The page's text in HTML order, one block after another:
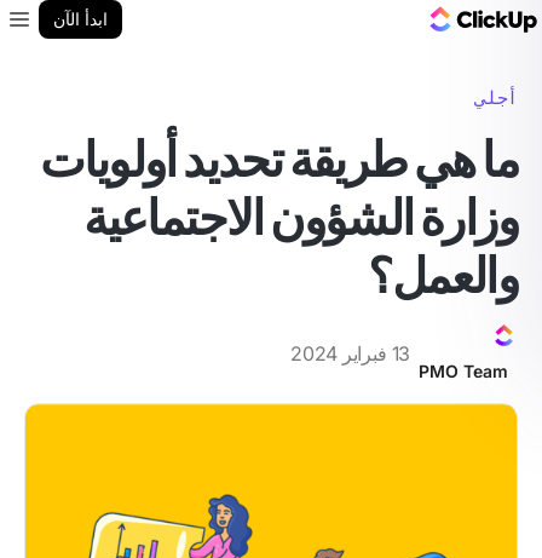
ابدأ الآن
أجلي
ما هي طريقة تحديد أولويات
وزارة الشؤون الاجتماعية
والعمل؟
PMO Team
13 فبراير 2024